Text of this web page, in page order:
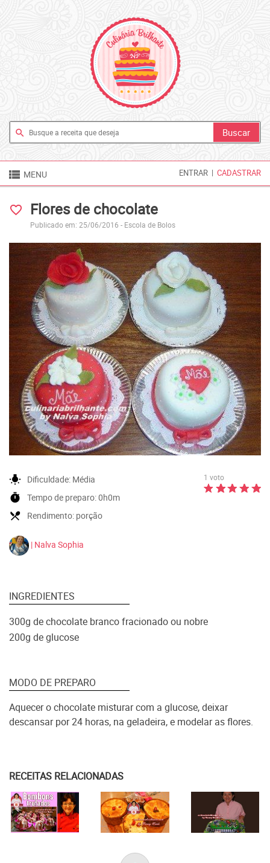
search
 MENU ENTRAR | CADASTRAR
favorite_border Flores de chocolate
Publicado em: 25/06/2016 - Escola de Bolos
1 voto
wb_incandescent Dificuldade: Média
timer Tempo de preparo:0h0m
local_dining Rendimento: porção
| Nalva Sophia
INGREDIENTES
300g de chocolate branco fracionado ou nobre
200g de glucose
MODO DE PREPARO
Aquecer o chocolate misturar com a glucose, deixar
descansar por 24 horas, na geladeira, e modelar as flores.
RECEITAS RELACIONADAS